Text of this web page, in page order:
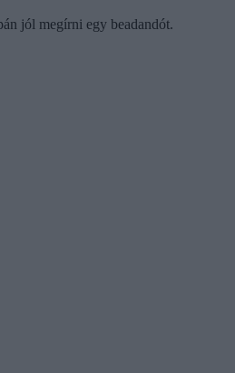
jól megírni egy beadandót.